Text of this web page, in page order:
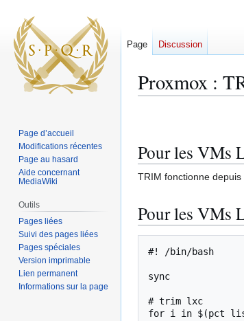
Proxmox :
la
navigation
la
recherche
Pour les VMs
TRIM fonctionne depuis
Pour les VMs
#! /bin/bash
sync
# trim lxc
for i in $(pct
Page Discussion
Page d’accueil
Modifications récentes
Page au hasard
Aide concernant
MediaWiki
Outils
Pages liées
Suivi des pages liées
Pages spéciales
Version imprimable
Lien permanent
Informations sur la page